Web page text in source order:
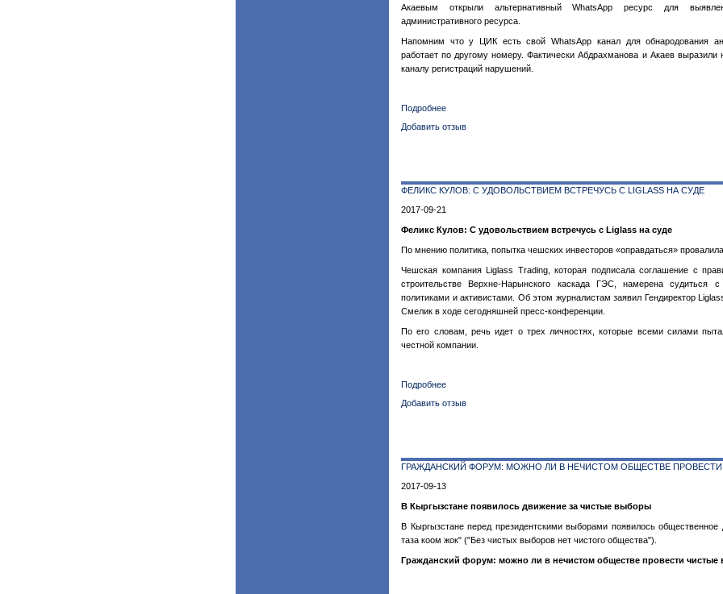
Акаевым открыли альтернативный WhatsApp ресурс для
административного ресурса.
Напомним что у ЦИК есть свой WhatsApp канал для обнародования
работает по другому номеру. Фактически Абдрахманова и Акаев
каналу регистраций нарушений.
Подробнее
(видео).
жалобы
админресурса
Добавить отзыв
ФЕЛИКС КУЛОВ: С УДОВОЛЬСТВИЕМ ВСТРЕЧУСЬ С LIGLASS НА СУДЕ
2017-09-21
Феликс Кулов: С удовольствием встречусь с Liglass на суде
По мнению политика, попытка чешских инвесторов «оправдаться»
Чешская компания Liglass Trading, которая подписала соглашение с
строительстве Верхне-Нарынского каскада ГЭС, намерена судиться
политиками и активистами. Об этом журналистам заявил Гендиректор
Смелик в ходе сегодняшней пресс-конференции.
По его словам, речь идет о трех личностях, которые всеми силами
честной компании.
Подробнее
с
суде
Добавить отзыв
ГРАЖДАНСКИЙ ФОРУМ: МОЖНО ЛИ В НЕЧИСТОМ ОБЩЕСТВЕ
2017-09-13
В Кыргызстане появилось движение за чистые выборы
В Кыргызстане перед президентскими выборами появилось
таза коом жок" ("Без чистых выборов нет чистого общества").
Гражданский форум: можно ли в нечистом обществе провести